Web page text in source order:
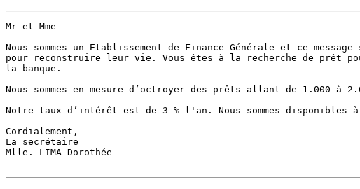
Mr et Mme
Nous sommes un Etablissement de Finance Générale et ce
pour reconstruire leur vie. Vous êtes à la recherche de
la banque.
Nous sommes en mesure d’octroyer des prêts allant de 1.000
Notre taux d’intérêt est de 3 % l'an. Nous sommes
Cordialement,
La secrétaire
Mlle. LIMA Dorothée